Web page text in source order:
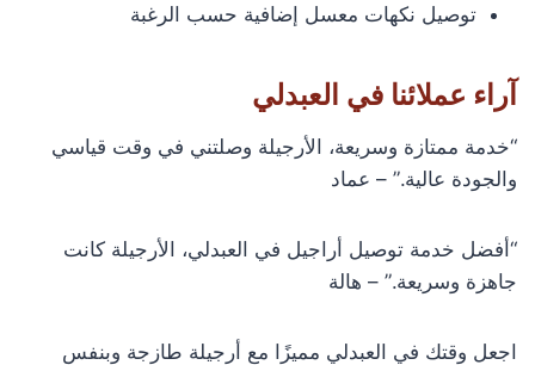
توصيل نكهات معسل إضافية حسب الرغبة
آراء عملائنا في العبدلي
“خدمة ممتازة وسريعة، الأرجيلة وصلتني في وقت قياسي
والجودة عالية.” – عماد
“أفضل خدمة توصيل أراجيل في العبدلي، الأرجيلة كانت
جاهزة وسريعة.” – هالة
اجعل وقتك في العبدلي مميزًا مع أرجيلة طازجة وبنفس